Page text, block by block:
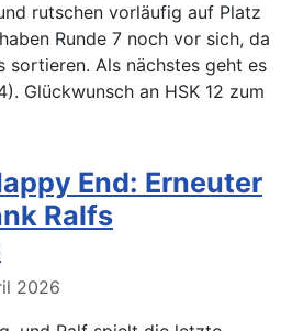
rutschen vorläufig auf Platz
Runde 7 noch vor sich, da
sortieren. Als nächstes geht es
Glückwunsch an HSK 12 zum
End: Erneuter
Ralfs
2026